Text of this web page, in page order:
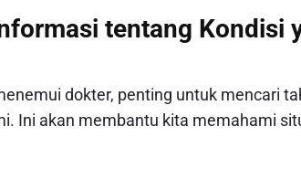
tentang Kondisi
dokter, penting untuk mencari
Ini akan membantu kita memahami